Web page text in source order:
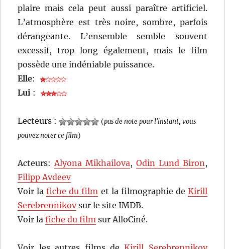
plaire mais cela peut aussi paraître artificiel.
L’atmosphère est très noire, sombre, parfois
dérangeante. L’ensemble semble souvent
excessif, trop long également, mais le film
possède une indéniable puissance.
Elle:
Lui :
Lecteurs : (pas de note pour l'instant, vous
pouvez noter ce film)
Acteurs:Alyona Mikhailova, Odin Lund Biron,
Filipp Avdeev
Voir lafiche du film et la filmographie de Kirill
Serebrennikovsur le site IMDB.
Voir lafiche du film sur AlloCiné.